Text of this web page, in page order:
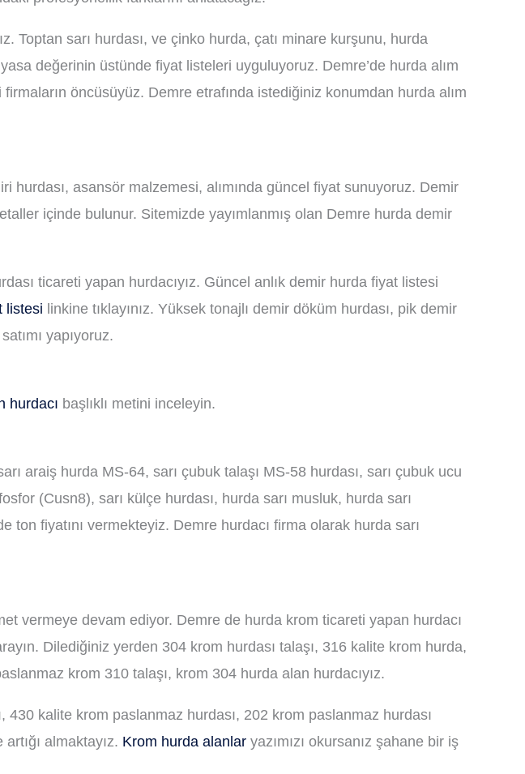
Toptan sarı hurdası, ve çinko hurda, çatı minare kurşunu, hurda
değerinin üstünde fiyat listeleri uyguluyoruz. Demre’de hurda alım
öncüsüyüz. Demre etrafında istediğiniz konumdan hurda alım
hurdası, asansör malzemesi, alımında güncel fiyat sunuyoruz. Demir
içinde bulunur. Sitemizde yayımlanmış olan Demre hurda demir
ticareti yapan hurdacıyız. Güncel anlık demir hurda fiyat listesi
listesi linkine tıklayınız. Yüksek tonajlı demir döküm hurdası, pik demir
yapıyoruz.
hurdacı başlıklı metini inceleyin.
araiş hurda MS-64, sarı çubuk talaşı MS-58 hurdası, sarı çubuk ucu
(Cusn8), sarı külçe hurdası, hurda sarı musluk, hurda sarı
ton fiyatını vermekteyiz. Demre hurdacı firma olarak hurda sarı
vermeye devam ediyor. Demre de hurda krom ticareti yapan hurdacı
Dilediğiniz yerden 304 krom hurdası talaşı, 316 kalite krom hurda,
krom 310 talaşı, krom 304 hurda alan hurdacıyız.
430 kalite krom paslanmaz hurdası, 202 krom paslanmaz hurdası
almaktayız. Krom hurda alanlar yazımızı okursanız şahane bir iş